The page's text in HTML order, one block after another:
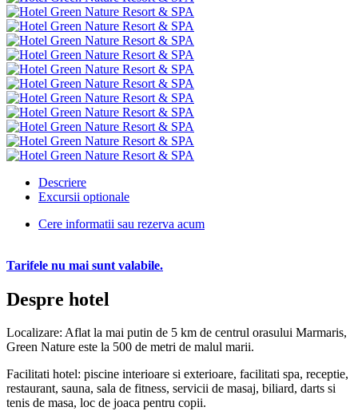
Descriere
Excursii optionale
Cere informatii sau rezerva acum
Tarifele nu mai sunt valabile.
Despre hotel
Localizare: Aflat la mai putin de 5 km de centrul orasului Marmaris,
Green Nature este la 500 de metri de malul marii.
Facilitati hotel: piscine interioare si exterioare, facilitati spa, receptie,
restaurant, sauna, sala de fitness, servicii de masaj, biliard, darts si
tenis de masa, loc de joaca pentru copii.